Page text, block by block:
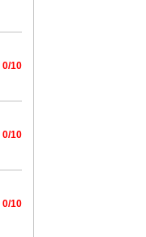
0/10
0/10
0/10